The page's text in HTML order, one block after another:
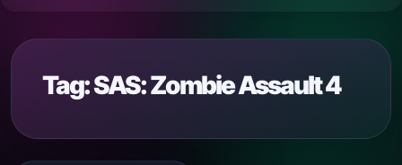
Tag:SAS: Zombie Assault 4